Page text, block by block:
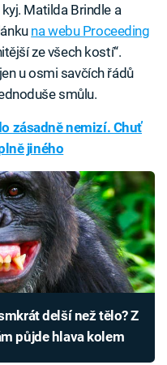
Matilda Brindle a
na webu Proceeding
ze všech kostí“.
u osmi savčích řádů
smůlu.
zásadně nemizí. Chuť
jiného
delší než tělo? Z
půjde hlava kolem